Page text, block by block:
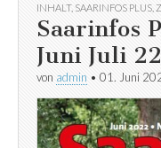
INHALT, SAARINFOS PLUS
Saarinfos
Juni Juli
von admin • 01. Juni